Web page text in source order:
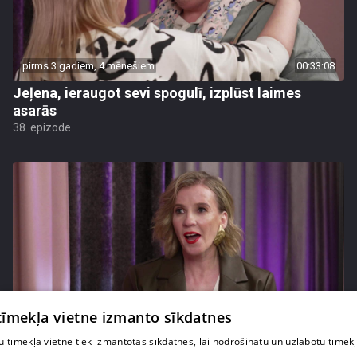
pirms 3 gadiem, 4 mēnešiem 00:33:08
Jeļena, ieraugot sevi spogulī, izplūst laimes
asarās
38. epizode
vietne izmanto sīkdatnes
tīmekļa vietnē tiek izmantotas sīkdatnes, lai nodrošinātu un uzlabotu